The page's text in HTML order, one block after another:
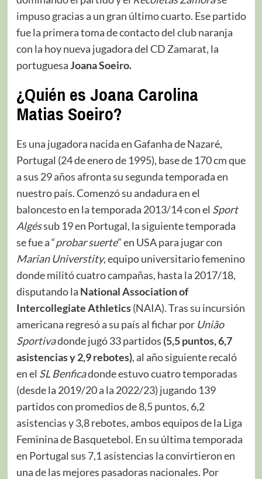
impuso gracias a un gran último cuarto. Ese partido
fue la primera toma de contacto del club naranja
con la hoy nueva jugadora del CD Zamarat, la
portuguesaJoana Soeiro.
¿Quién es Joana Carolina
Matias Soeiro?
Es una jugadora nacida en Gafanha de Nazaré,
Portugal (24 de enero de 1995), base de 170 cm que
a sus 29 años afronta su segunda temporada en
nuestro país. Comenzó su andadura en el
baloncesto en la temporada 2013/14 con el Sport
Algéssub 19 en Portugal, la siguiente temporada
se fue a “probar suerte” en USA para jugar con
Marian Universtity, equipo universitario femenino
donde militó cuatro campañas, hasta la 2017/18,
disputando la National Association of
Intercollegiate Athletics(NAIA). Tras su incursión
americana regresó a su país al fichar por União
Sportivadonde jugó 33 partidos (5,5 puntos, 6,7
asistencias y 2,9 rebotes), al año siguiente recaló
en el SL Benficadonde estuvo cuatro temporadas
(desde la 2019/20 a la 2022/23) jugando 139
partidos con promedios de 8,5 puntos, 6,2
asistencias y 3,8 rebotes, ambos equipos de la Liga
Feminina de Basquetebol. En su última temporada
en Portugal sus 7,1 asistencias la convirtieron en
una de las mejores pasadoras nacionales. Por